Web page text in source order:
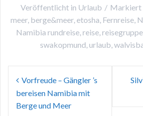
Veröffentlicht in Urlaub Markiert
meer, berge&meer, etosha, Fernreise,
Namibia rundreise,reise,reisegruppe
swakopmund,urlaub,
Beitragsnavigation
Vorfreude – Gängler ’s
bereisen Namibia mit
Berge und Meer